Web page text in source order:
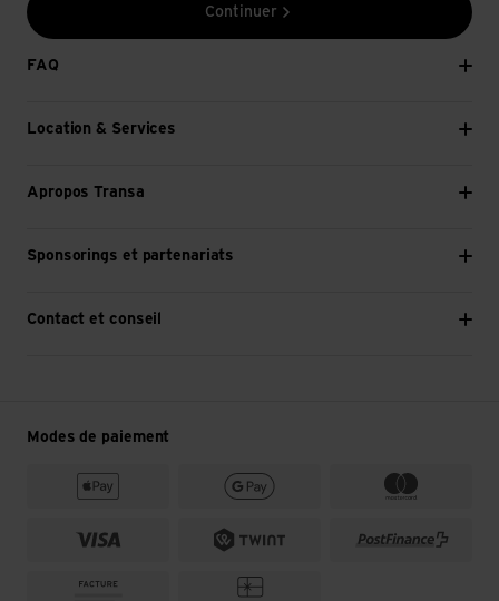
Continuer
FAQ
Location & Services
Apropos Transa
Sponsorings et partenariats
Contact et conseil
Modes de paiement